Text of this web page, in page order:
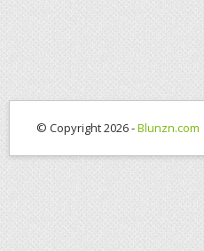
© Copyright 2026 -Blunzn.com